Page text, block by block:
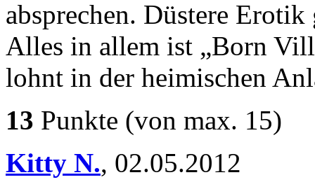
absprechen. Düstere
Alles in allem ist „Born
lohnt in der heimischen
13 Punkte (von max. 15)
Kitty N., 02.05.2012